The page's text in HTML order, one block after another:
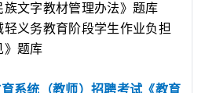
族文字教材管理办法》题库
轻义务教育阶段学生作业负担
》题库
系统（教师）招聘考试《教育